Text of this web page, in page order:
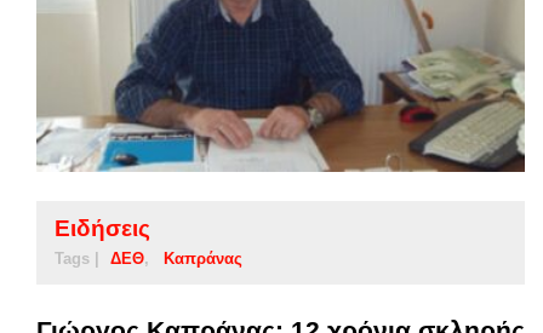
Ειδήσεις
Tags | ΔΕΘ Καπράνας